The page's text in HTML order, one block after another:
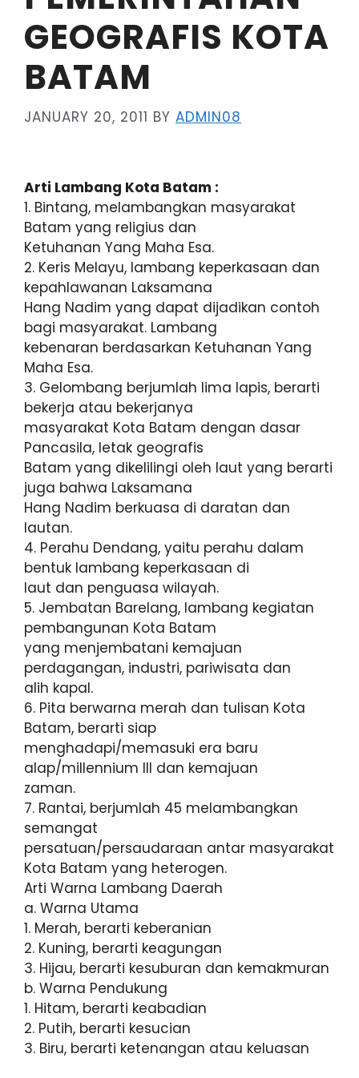
GEOGRAFIS KOTA
BATAM
JANUARY 20, 2011 BY ADMIN08
Arti Lambang Kota Batam :
1. Bintang, melambangkan masyarakat
Batam yang religius dan
Ketuhanan Yang Maha Esa.
2. Keris Melayu, lambang keperkasaan dan
kepahlawanan Laksamana
Hang Nadim yang dapat dijadikan contoh
bagi masyarakat. Lambang
kebenaran berdasarkan Ketuhanan Yang
Maha Esa.
3. Gelombang berjumlah lima lapis, berarti
bekerja atau bekerjanya
masyarakat Kota Batam dengan dasar
Pancasila, letak geografis
Batam yang dikelilingi oleh laut yang berarti
juga bahwa Laksamana
Hang Nadim berkuasa di daratan dan
lautan.
4. Perahu Dendang, yaitu perahu dalam
bentuk lambang keperkasaan di
laut dan penguasa wilayah.
5. Jembatan Barelang, lambang kegiatan
pembangunan Kota Batam
yang menjembatani kemajuan
perdagangan, industri, pariwisata dan
alih kapal.
6. Pita berwarna merah dan tulisan Kota
Batam, berarti siap
menghadapi/memasuki era baru
alap/millennium III dan kemajuan
zaman.
7. Rantai, berjumlah 45 melambangkan
semangat
persatuan/persaudaraan antar masyarakat
Kota Batam yang heterogen.
Arti Warna Lambang Daerah
a. Warna Utama
1. Merah, berarti keberanian
2. Kuning, berarti keagungan
3. Hijau, berarti kesuburan dan kemakmuran
b. Warna Pendukung
1. Hitam, berarti keabadian
2. Putih, berarti kesucian
3. Biru, berarti ketenangan atau keluasan